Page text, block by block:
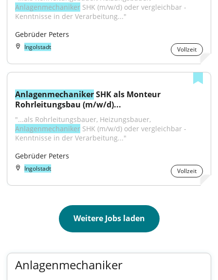
Anlagenmechaniker SHK (m/w/d) oder vergleichbar -
Kenntnisse in der Verarbeitung..."
Gebrüder Peters
Ingolstadt Vollzeit
Anlagenmechaniker SHK als Monteur
Rohrleitungsbau (m/w/d)...
Anlagenmechaniker SHK (m/w/d) oder vergleichbar -
Kenntnisse in der Verarbeitung..."
Gebrüder Peters
Ingolstadt Vollzeit
Weitere Jobs laden
Anlagenmechaniker